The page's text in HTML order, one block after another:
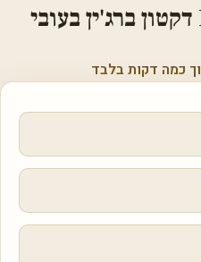
DEKTON BERGEN דקטון ברג'ין בעובי
כמה דקות בלבד